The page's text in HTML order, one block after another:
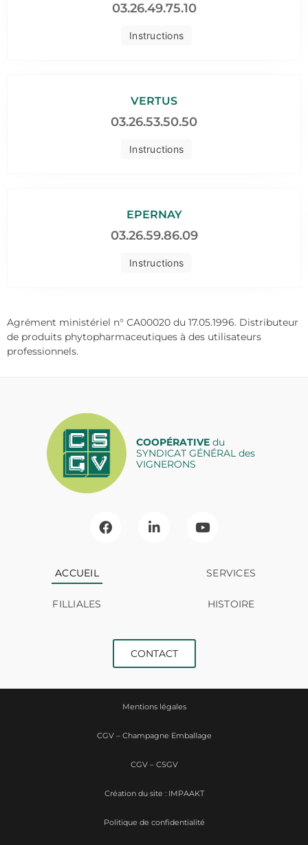
Instructions
03.26.49.75.10
Instructions
VERTUS
03.26.53.50.50
Instructions
EPERNAY
03.26.59.86.09
Agrément ministériel n° CA00020 du 17.05.1996. Distributeur
de produits phytopharmaceutiques à des utilisateurs
professionnels.
COOPÉRATIVEdu
SYNDICAT GÉNÉRAL des
VIGNERONS
ACCUEIL SERVICES
FILLIALES HISTOIRE
CONTACT
Mentions légales
CGV – Champagne Emballage
CGV – CSGV
Politique de confidentialité
Création du site : IMPAAKT